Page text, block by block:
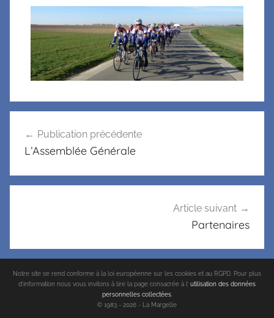
Publication précédente
L’Assemblée Générale
Article suivant
Partenaires
Notre site se rend conforme à la loi européenne sur les cookies et au RGPD. Pour plus
d’information nous vous invitons à lire la page consacrée à l’ utilisation des données
personnelles collectées.
© 1983 - 2026 - La Margelle